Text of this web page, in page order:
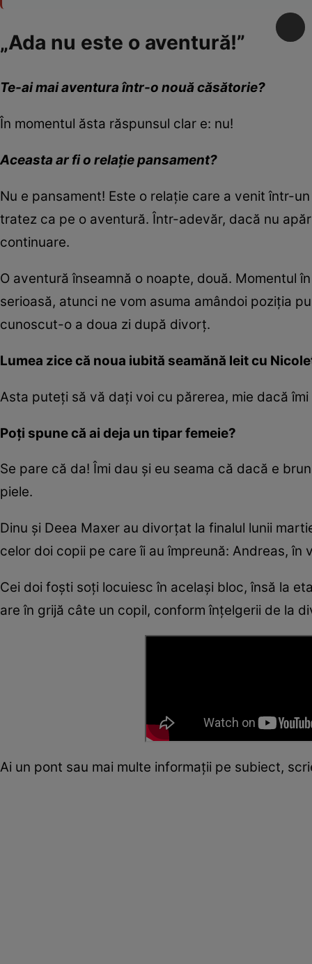
„Ada nu este o aventură!”
Te-ai mai aventura într-o nouă căsătorie?
În momentul ăsta răspunsul clar e: nu!
Aceasta ar fi o relație pansament?
Nu e pansament! Este o relație care a venit într-
tratez ca pe o aventură. Într-adevăr, dacă nu
continuare.
O aventură înseamnă o noapte, două. Momentul
serioasă, atunci ne vom asuma amândoi poziția
cunoscut-o a doua zi după divorț.
Lumea zice că noua iubită seamănă leit cu
Asta puteți să vă dați voi cu părerea, mie dacă
Poți spune că ai deja un tipar femeie?
Se pare că da! Îmi dau și eu seama că dacă e
piele.
Dinu și Deea Maxer au divorțat la finalul lunii
celor doi copii pe care îi au împreună: Andreas, în
Cei doi foști soți locuiesc în același bloc, însă la
are în grijă câte un copil, conform înțelgerii de la
Ai un pont sau mai multe informații pe subiect,